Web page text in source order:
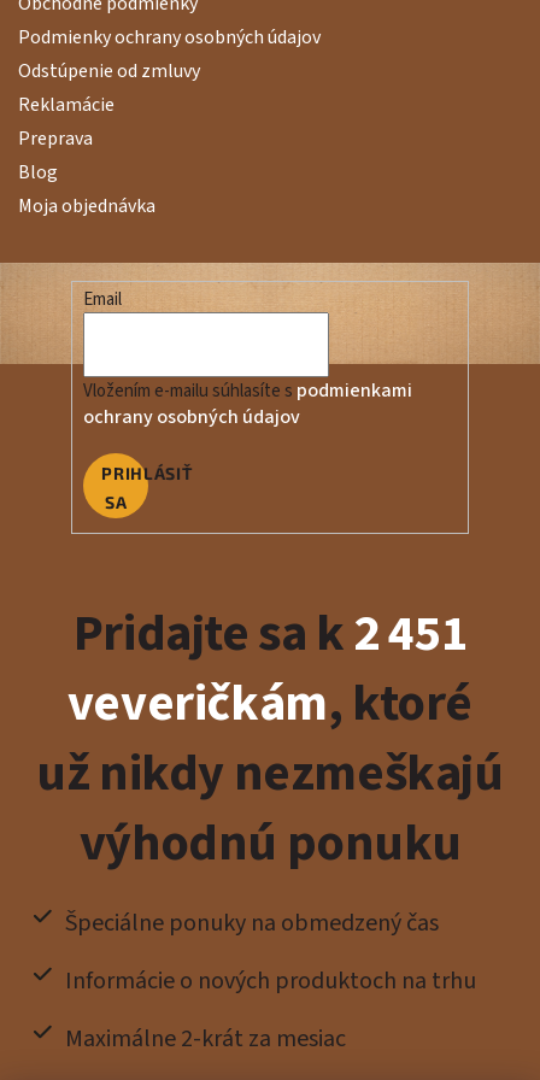
Podmienky ochrany osobných údajov
Odstúpenie od zmluvy
Reklamácie
Preprava
Blog
Moja objednávka
Email
Vložením e-mailu súhlasíte s podmienkami
ochrany osobných údajov
PRIHLÁSIŤ
SA
Pridajte sa k2 451
veveričkám, ktoré
už nikdy nezmeškajú
výhodnú ponuku
Špeciálne ponuky na obmedzený čas
Informácie o nových produktoch na trhu
Maximálne 2-krát za mesiac